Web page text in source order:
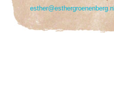
esther@esthergroenenberg.nl